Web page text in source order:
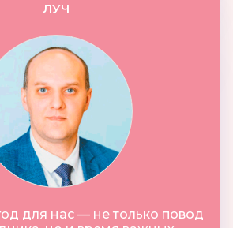
ЛУЧ
для нас — не только повод